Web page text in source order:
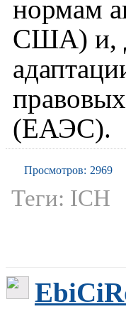
нормам
США) и,
(ЕАЭС).
Просмотров: 2969
Теги: ICH